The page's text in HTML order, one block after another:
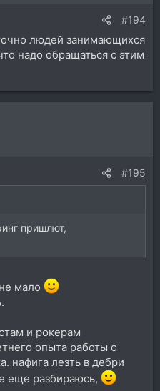
#194
людей занимающихся
надо обращаться с этим
#195
пришлют,
мало
и рокерам
опыта работы с
нафига лезть в дебри
еще разбираюсь,